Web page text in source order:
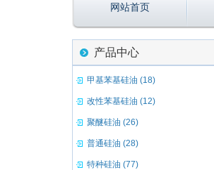
网站首页
产品中心
甲基苯基硅油 (18)
改性苯基硅油 (12)
聚醚硅油 (26)
普通硅油 (28)
特种硅油 (77)